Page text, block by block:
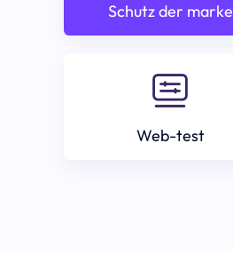
Schutz der marke
Web-test